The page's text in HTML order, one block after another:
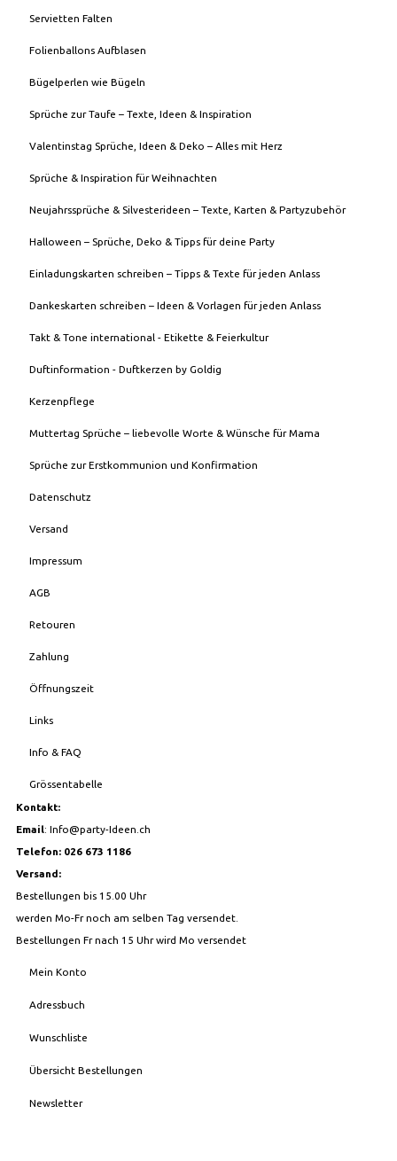
Servietten Falten
Folienballons Aufblasen
Bügelperlen wie Bügeln
Sprüche zur Taufe – Texte, Ideen & Inspiration
Valentinstag Sprüche, Ideen & Deko – Alles mit Herz
Sprüche & Inspiration für Weihnachten
Neujahrssprüche & Silvesterideen – Texte, Karten & Partyzubehör
Halloween – Sprüche, Deko & Tipps für deine Party
Einladungskarten schreiben – Tipps & Texte für jeden Anlass
Dankeskarten schreiben – Ideen & Vorlagen für jeden Anlass
Takt & Tone international - Etikette & Feierkultur
Duftinformation - Duftkerzen by Goldig
Kerzenpflege
Muttertag Sprüche – liebevolle Worte & Wünsche für Mama
Sprüche zur Erstkommunion und Konfirmation
Datenschutz
Versand
Impressum
AGB
Retouren
Zahlung
Öffnungszeit
Links
Info & FAQ
Grössentabelle
Kontakt:
Email: Info@party-Ideen.ch
Telefon: 026 673 1186
Versand:
Bestellungen bis 15.00 Uhr
werden Mo-Fr noch am selben Tag versendet.
Bestellungen Fr nach 15 Uhr wird Mo versendet
Mein Konto
Adressbuch
Wunschliste
Übersicht Bestellungen
Newsletter